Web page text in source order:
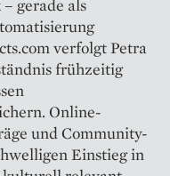
gerade als
verfolgt Petra
frühzeitig
Online-
und Community-
Einstieg in